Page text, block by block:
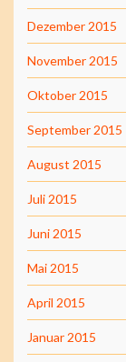
Dezember 2015
November 2015
Oktober 2015
September 2015
August 2015
Juli 2015
Juni 2015
Mai 2015
April 2015
Januar 2015